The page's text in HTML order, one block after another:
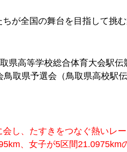
が全国の舞台を目指して挑む
県高等学校総合体育大会駅
取県予選会（鳥取県高校駅
し、たすきをつなぐ熱いレ
、女子が5区間21.0975km